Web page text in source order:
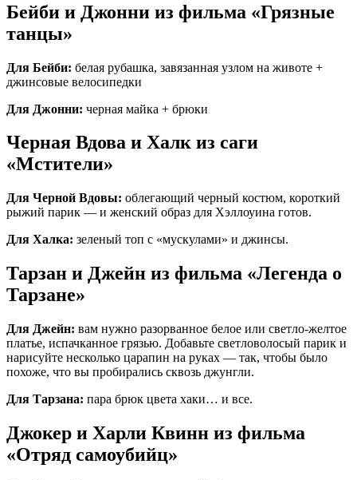
Бейби и Джонни из фильма «Грязные
танцы»
Для Бейби: белая рубашка, завязанная узлом на животе +
джинсовые велосипедки
Для Джонни: черная майка + брюки
Черная Вдова и Халк из саги
«Мстители»
Для Черной Вдовы: облегающий черный костюм, короткий
рыжий парик — и женский образ для Хэллоуина готов.
Для Халка: зеленый топ с «мускулами» и джинсы.
Тарзан и Джейн из фильма «Легенда о
Тарзане»
Для Джейн: вам нужно разорванное белое или светло-желтое
платье, испачканное грязью. Добавьте светловолосый парик и
нарисуйте несколько царапин на руках — так, чтобы было
похоже, что вы пробирались сквозь джунгли.
Для Тарзана: пара брюк цвета хаки… и все.
Джокер и Харли Квинн из фильма
«Отряд самоубийц»